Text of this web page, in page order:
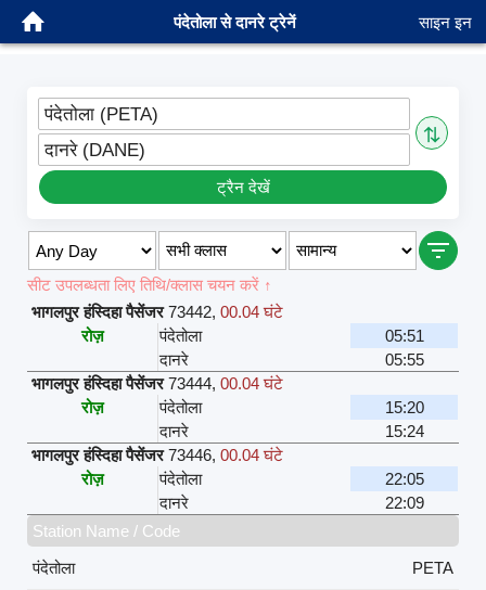
पंदेतोला से दानरे ट्रेनें साइन इन
पंदेतोला (PETA)
⇅
दानरे (DANE)
ट्रैन देखें
सीट उपलब्धता लिए तिथि/क्लास चयन करें ↑
भागलपुर हंस्दिहा पैसेंजर 73442,00.04 घंटे
रोज़
पंदेतोला
05:51
दानरे
05:55
भागलपुर हंस्दिहा पैसेंजर 73444,00.04 घंटे
रोज़
पंदेतोला
15:20
दानरे
15:24
भागलपुर हंस्दिहा पैसेंजर 73446,00.04 घंटे
रोज़
पंदेतोला
22:05
दानरे
22:09
Station Name / Code
पंदेतोला
PETA